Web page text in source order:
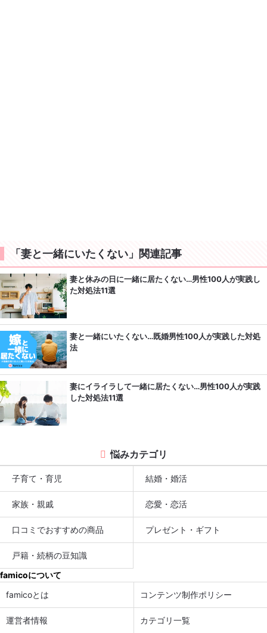
「妻と一緒にいたくない」関連記事
妻と休みの日に一緒に居たくない…男性100人が実践し
た対処法11選
妻と一緒にいたくない…既婚男性100人が実践した対処
法
妻にイライラして一緒に居たくない…男性100人が実践
した対処法11選
悩みカテゴリ
子育て・育児 結婚・婚活
家族・親戚 恋愛・恋活
口コミでおすすめの商品 プレゼント・ギフト
戸籍・続柄の豆知識
famicoについて
famicoとは
コンテンツ制作ポリシー
運営者情報 カテゴリ一覧